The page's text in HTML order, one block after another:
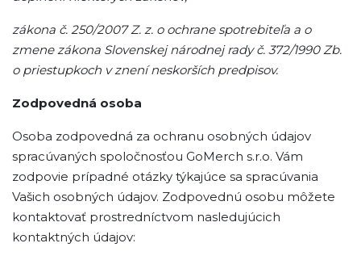
zákona č. 250/2007 Z. z. o ochrane spotrebiteľa a o
zmene zákona Slovenskej národnej rady č. 372/1990 Zb.
o priestupkoch v znení neskorších predpisov.
Zodpovedná osoba
Osoba zodpovedná za ochranu osobných údajov
spracúvaných spoločnosťou GoMerch s.r.o. Vám
zodpovie prípadné otázky týkajúce sa spracúvania
Vašich osobných údajov. Zodpovednú osobu môžete
kontaktovať prostredníctvom nasledujúcich
kontaktných údajov: